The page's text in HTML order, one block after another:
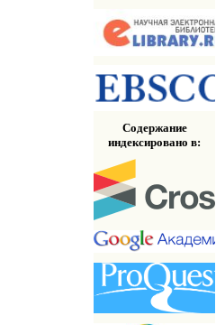
Содержание
индексировано в: